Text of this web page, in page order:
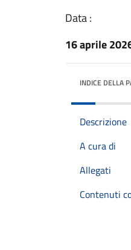
Data :
16 aprile
INDICE DELLA
Descrizione
A cura di
Allegati
Contenuti